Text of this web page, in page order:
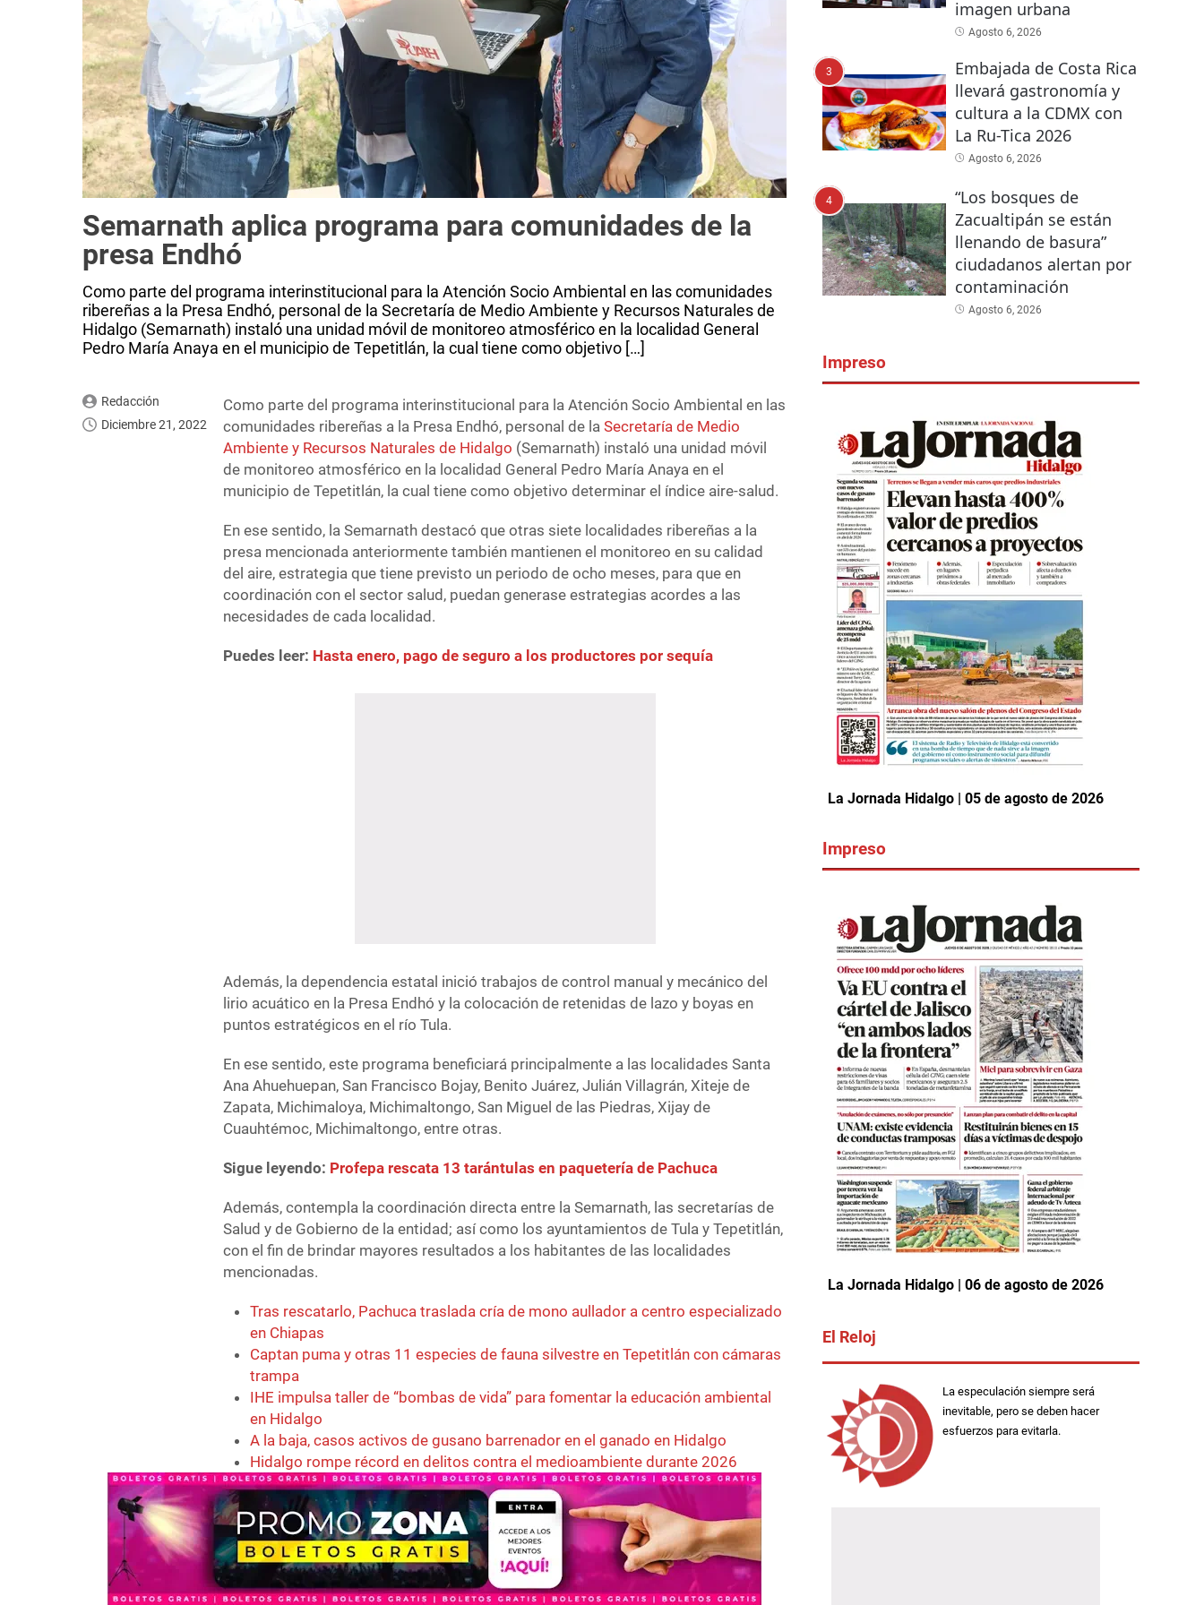
Semarnath aplica programa para comunidades de la
presa Endhó
Como parte del programa interinstitucional para la Atención Socio Ambiental en las comunidades
ribereñas a la Presa Endhó, personal de la Secretaría de Medio Ambiente y Recursos Naturales de
Hidalgo (Semarnath) instaló una unidad móvil de monitoreo atmosférico en la localidad General
Pedro María Anaya en el municipio de Tepetitlán, la cual tiene como objetivo […]
Redacción
Diciembre 21, 2022
Como parte del programa interinstitucional para la Atención Socio Ambiental en las
comunidades ribereñas a la Presa Endhó, personal de laSecretaría de Medio
Ambiente y Recursos Naturales de Hidalgo (Semarnath) instaló una unidad móvil
de monitoreo atmosférico en la localidad General Pedro María Anaya en el
municipio de Tepetitlán, la cual tiene como objetivo determinar el índice aire-salud.
En ese sentido, la Semarnath destacó que otras siete localidades ribereñas a la
presa mencionada anteriormente también mantienen el monitoreo en su calidad
del aire, estrategia que tiene previsto un periodo de ocho meses, para que en
coordinación con el sector salud, puedan generase estrategias acordes a las
necesidades de cada localidad.
Puedes leer: Hasta enero, pago de seguro a los productores por sequía
Además, la dependencia estatal inició trabajos de control manual y mecánico del
lirio acuático en la Presa Endhó y la colocación de retenidas de lazo y boyas en
puntos estratégicos en el río Tula.
En ese sentido, este programa beneficiará principalmente a las localidades Santa
Ana Ahuehuepan, San Francisco Bojay, Benito Juárez, Julián Villagrán, Xiteje de
Zapata, Michimaloya, Michimaltongo, San Miguel de las Piedras, Xijay de
Cuauhtémoc, Michimaltongo, entre otras.
Sigue leyendo: Profepa rescata 13 tarántulas en paquetería de Pachuca
Además, contempla la coordinación directa entre la Semarnath, las secretarías de
Salud y de Gobierno de la entidad; así como los ayuntamientos de Tula y Tepetitlán,
con el fin de brindar mayores resultados a los habitantes de las localidades
mencionadas.
Tras rescatarlo, Pachuca traslada cría de mono aullador a centro especializado
en Chiapas
Captan puma y otras 11 especies de fauna silvestre en Tepetitlán con cámaras
trampa
IHE impulsa taller de “bombas de vida” para fomentar la educación ambiental
en Hidalgo
A la baja, casos activos de gusano barrenador en el ganado en Hidalgo
Hidalgo rompe récord en delitos contra el medioambiente durante 2026
imagen urbana
Agosto 6, 2026
3
Embajada de Costa Rica
llevará gastronomía y
cultura a la CDMX con
La Ru-Tica 2026
Agosto 6, 2026
4
“Los bosques de
Zacualtipán se están
llenando de basura”
ciudadanos alertan por
contaminación
Agosto 6, 2026
Impreso
La Jornada Hidalgo | 05 de agosto de 2026
Impreso
La Jornada Hidalgo | 06 de agosto de 2026
El Reloj
La especulación siempre será
inevitable, pero se deben hacer
esfuerzos para evitarla.